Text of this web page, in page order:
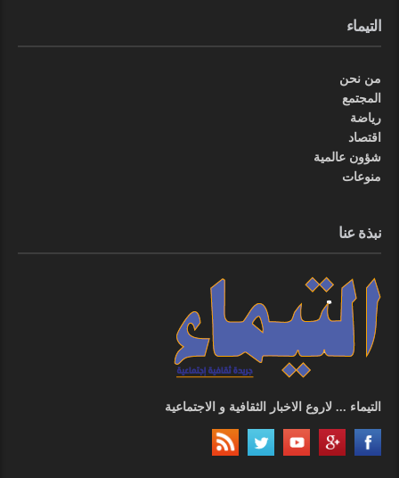
التيماء
من نحن
المجتمع
رياضة
اقتصاد
شؤون عالمية
منوعات
نبذة عنا
التيماء ... لاروع الاخبار الثقافية و الاجتماعية